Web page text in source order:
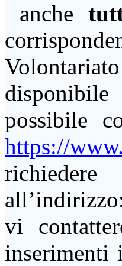
anche
possibile
https://
vi
inserimenti